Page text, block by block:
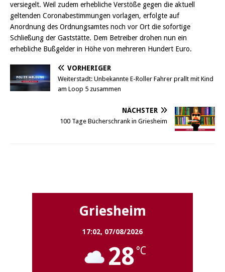
versiegelt. Weil zudem erhebliche Verstöße gegen die aktuell
geltenden Coronabestimmungen vorlagen, erfolgte auf
Anordnung des Ordnungsamtes noch vor Ort die sofortige
Schließung der Gaststätte. Dem Betreiber drohen nun ein
erhebliche Bußgelder in Höhe von mehreren Hundert Euro.
VORHERIGER
Weiterstadt: Unbekannte E-Roller Fahrer prallt mit Kind
am Loop 5 zusammen
NÄCHSTER
100 Tage Bücherschrank in Griesheim
Griesheim
17:02, 07/08/2026
28°C